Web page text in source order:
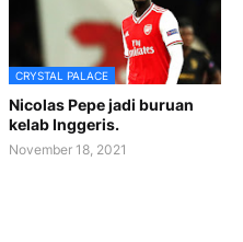
CRYSTAL PALACE
Nicolas Pepe jadi buruan
kelab Inggeris.
November 18, 2021